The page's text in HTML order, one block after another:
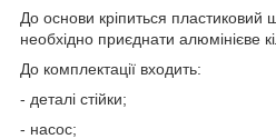
До основи кріпиться пластиковий
необхідно приєднати алюмінієве
До комплектації входить:
- деталі стійки;
- насос;